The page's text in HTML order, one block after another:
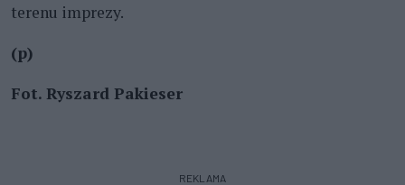
terenu imprezy.
(p)
Fot. Ryszard Pakieser
REKLAMA